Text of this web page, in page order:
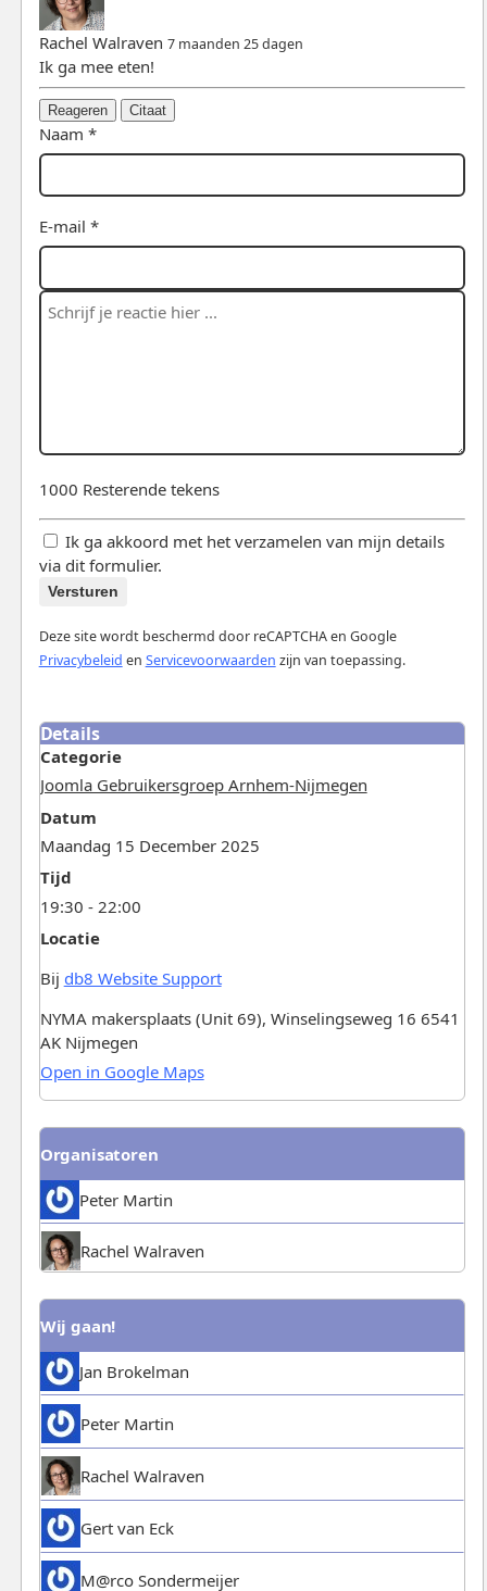
Rachel Walraven 7 maanden 25 dagen
Ik ga mee eten!
Reageren Citaat
Naam *
E-mail *
1000 Resterende tekens
Ik ga akkoord met het verzamelen van mijn details
via dit formulier.
Versturen
Deze site wordt beschermd door reCAPTCHA en Google
Privacybeleid en Servicevoorwaarden zijn van toepassing.
Details
Categorie
Joomla Gebruikersgroep Arnhem-Nijmegen
Datum
Maandag 15 December 2025
Tijd
19:30 - 22:00
Locatie
Bij db8 Website Support
NYMA makersplaats (Unit 69), Winselingseweg 16 6541
AK Nijmegen
Open in Google Maps
Organisatoren
Peter Martin
Rachel Walraven
Wij gaan!
Jan Brokelman
Peter Martin
Rachel Walraven
Gert van Eck
M@rco Sondermeijer